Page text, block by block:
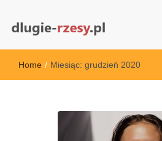
dlugie-rzesy.pl
Home / Miesiąc: grudzień 2020